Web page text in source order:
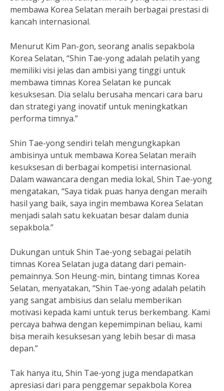
membawa Korea Selatan meraih berbagai prestasi di
kancah internasional.
Menurut Kim Pan-gon, seorang analis sepakbola
Korea Selatan, “Shin Tae-yong adalah pelatih yang
memiliki visi jelas dan ambisi yang tinggi untuk
membawa timnas Korea Selatan ke puncak
kesuksesan. Dia selalu berusaha mencari cara baru
dan strategi yang inovatif untuk meningkatkan
performa timnya.”
Shin Tae-yong sendiri telah mengungkapkan
ambisinya untuk membawa Korea Selatan meraih
kesuksesan di berbagai kompetisi internasional.
Dalam wawancara dengan media lokal, Shin Tae-yong
mengatakan, “Saya tidak puas hanya dengan meraih
hasil yang baik, saya ingin membawa Korea Selatan
menjadi salah satu kekuatan besar dalam dunia
sepakbola.”
Dukungan untuk Shin Tae-yong sebagai pelatih
timnas Korea Selatan juga datang dari pemain-
pemainnya. Son Heung-min, bintang timnas Korea
Selatan, menyatakan, “Shin Tae-yong adalah pelatih
yang sangat ambisius dan selalu memberikan
motivasi kepada kami untuk terus berkembang. Kami
percaya bahwa dengan kepemimpinan beliau, kami
bisa meraih kesuksesan yang lebih besar di masa
depan.”
Tak hanya itu, Shin Tae-yong juga mendapatkan
apresiasi dari para penggemar sepakbola Korea